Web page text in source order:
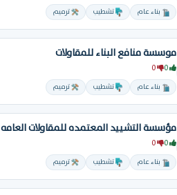
بناء عام تشطيب ترميم
موسسة منافع البناء للمقاولات
0
0
بناء عام تشطيب ترميم
مؤسسة التشييد المعتمده للمقاولات العامه
0
0
بناء عام تشطيب ترميم